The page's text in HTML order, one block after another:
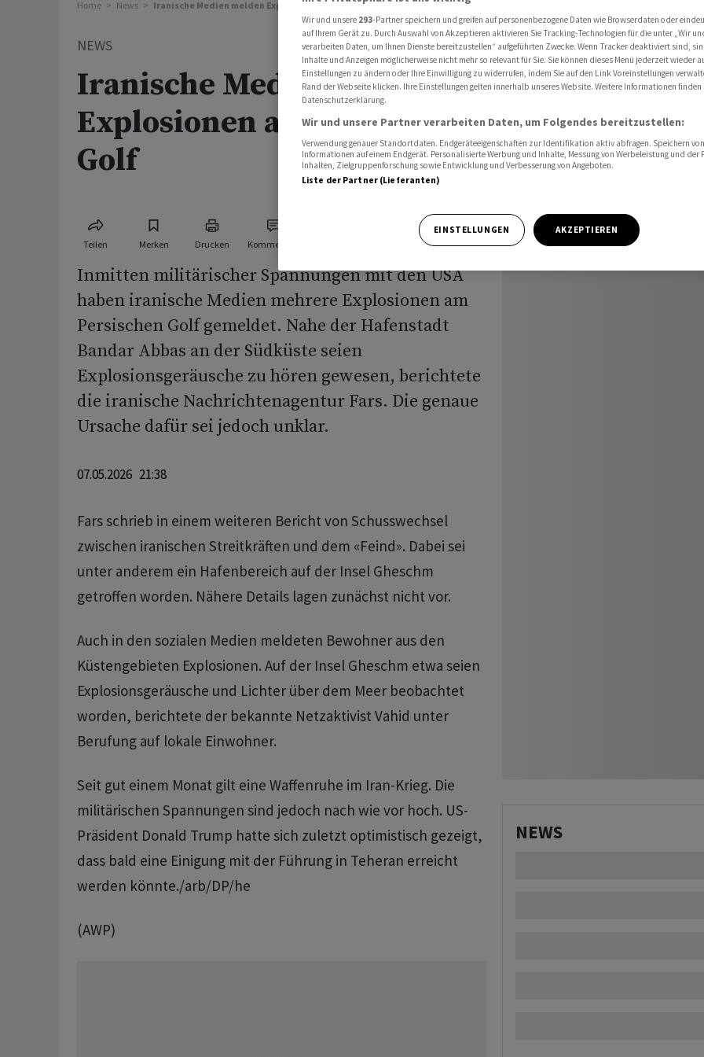
Home News Iranische Medien melden Explosionen am Persischen Golf
NEWS
Iranische Medien melden
Explosionen am Persischen
Golf
Teilen Merken Drucken Kommentare
Inmitten militärischer Spannungen mit den USA
haben iranische Medien mehrere Explosionen am
Persischen Golf gemeldet. Nahe der Hafenstadt
Bandar Abbas an der Südküste seien
Explosionsgeräusche zu hören gewesen, berichtete
die iranische Nachrichtenagentur Fars. Die genaue
Ursache dafür sei jedoch unklar.
07.05.2026 21:38
Fars schrieb in einem weiteren Bericht von Schusswechsel
zwischen iranischen Streitkräften und dem «Feind». Dabei sei
unter anderem ein Hafenbereich auf der Insel Gheschm
getroffen worden. Nähere Details lagen zunächst nicht vor.
Auch in den sozialen Medien meldeten Bewohner aus den
Küstengebieten Explosionen. Auf der Insel Gheschm etwa seien
Explosionsgeräusche und Lichter über dem Meer beobachtet
worden, berichtete der bekannte Netzaktivist Vahid unter
Berufung auf lokale Einwohner.
Seit gut einem Monat gilt eine Waffenruhe im Iran-Krieg. Die
militärischen Spannungen sind jedoch nach wie vor hoch. US-
Präsident Donald Trump hatte sich zuletzt optimistisch gezeigt,
dass bald eine Einigung mit der Führung in Teheran erreicht
werden könnte./arb/DP/he
(AWP)
NEWS
Wir und unsere 293-Partner speichern und greifen auf personenbezogene Daten wie Browserdaten oder
auf Ihrem Gerät zu. Durch Auswahl von Akzeptieren aktivieren Sie Tracking-Technologien für die unter „Wir
verarbeiten Daten, um Ihnen Dienste bereitzustellen“ aufgeführten Zwecke. Wenn Tracker deaktiviert sind,
Inhalte und Anzeigen möglicherweise nicht mehr so relevant für Sie. Sie können dieses Menü jederzeit wieder
Einstellungen zu ändern oder Ihre Einwilligung zu widerrufen, indem Sie auf den Link Voreinstellungen
Rand der Webseite klicken. Ihre Einstellungen gelten innerhalb unseres Website. Weitere Informationen finden
Datenschutzerklärung.
Wir und unsere Partner verarbeiten Daten, um Folgendes bereitzustellen:
Verwendung genauer Standortdaten. Endgeräteeigenschaften zur Identifikation aktiv abfragen. Speichern
Informationen auf einem Endgerät. Personalisierte Werbung und Inhalte, Messung von Werbeleistung und der
Inhalten, Zielgruppenforschung sowie Entwicklung und Verbesserung von Angeboten.
Liste der Partner (Lieferanten)
EINSTELLUNGEN AKZEPTIEREN